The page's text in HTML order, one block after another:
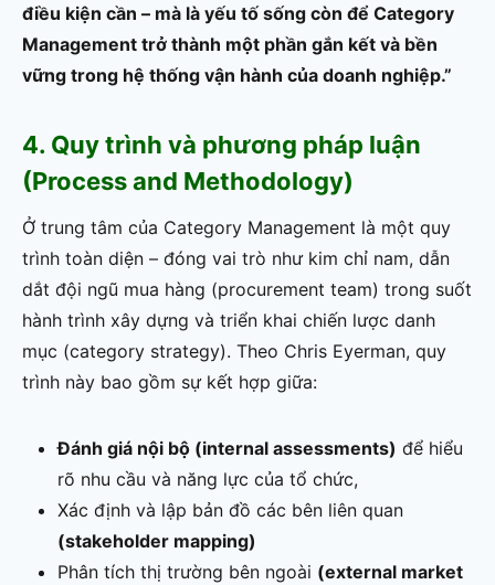
điều kiện cần – mà là yếu tố sống còn để Category
Management trở thành một phần gắn kết và bền
vững trong hệ thống vận hành của doanh nghiệp.”
4. Quy trình và phương pháp luận
(Process and Methodology)
Ở trung tâm của Category Management là một quy
trình toàn diện – đóng vai trò như kim chỉ nam, dẫn
dắt đội ngũ mua hàng (procurement team) trong suốt
hành trình xây dựng và triển khai chiến lược danh
mục (category strategy). Theo Chris Eyerman, quy
trình này bao gồm sự kết hợp giữa:
Đánh giá nội bộ (internal assessments) để hiểu
rõ nhu cầu và năng lực của tổ chức,
Xác định và lập bản đồ các bên liên quan
(stakeholder mapping)
Phân tích thị trường bên ngoài (external market